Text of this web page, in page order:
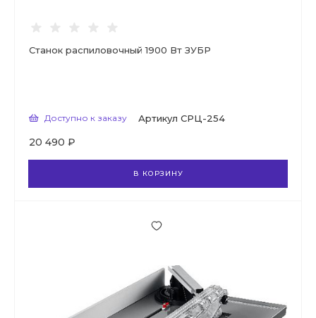
Станок распиловочный 1900 Вт ЗУБР
Доступно к заказу Артикул СРЦ-254
20 490 ₽
В КОРЗИНУ